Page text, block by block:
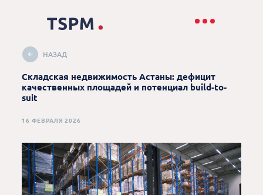
НАЗАД
Складская недвижимость Астаны: дефицит
качественных площадей и потенциал build-to-
suit
16 ФЕВРАЛЯ 2026